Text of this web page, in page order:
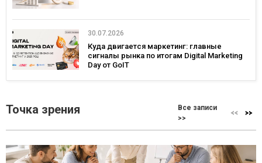
30.07.2026
Куда двигается маркетинг: главные
сигналы рынка по итогам Digital Marketing
Day от GoIT
Точка зрения
Все записи
>>